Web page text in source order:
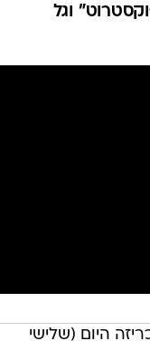
וגל
היום (שלישי